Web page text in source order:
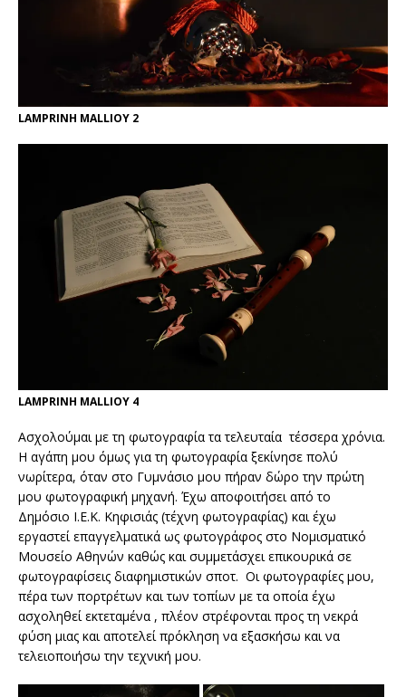
LAMPRINH MALLIOY 2
LAMPRINH MALLIOY 4
Ασχολούμαι με τη φωτογραφία τα τελευταία τέσσερα χρόνια.
Η αγάπη μου όμως για τη φωτογραφία ξεκίνησε πολύ
νωρίτερα, όταν στο Γυμνάσιο μου πήραν δώρο την πρώτη
μου φωτογραφική μηχανή. Έχω αποφοιτήσει από το
Δημόσιο Ι.Ε.Κ. Κηφισιάς (τέχνη φωτογραφίας) και έχω
εργαστεί επαγγελματικά ως φωτογράφος στο Νομισματικό
Μουσείο Αθηνών καθώς και συμμετάσχει επικουρικά σε
φωτογραφίσεις διαφημιστικών σποτ. Οι φωτογραφίες μου,
πέρα των πορτρέτων και των τοπίων με τα οποία έχω
ασχοληθεί εκτεταμένα , πλέον στρέφονται προς τη νεκρά
φύση μιας και αποτελεί πρόκληση να εξασκήσω και να
τελειοποιήσω την τεχνική μου.